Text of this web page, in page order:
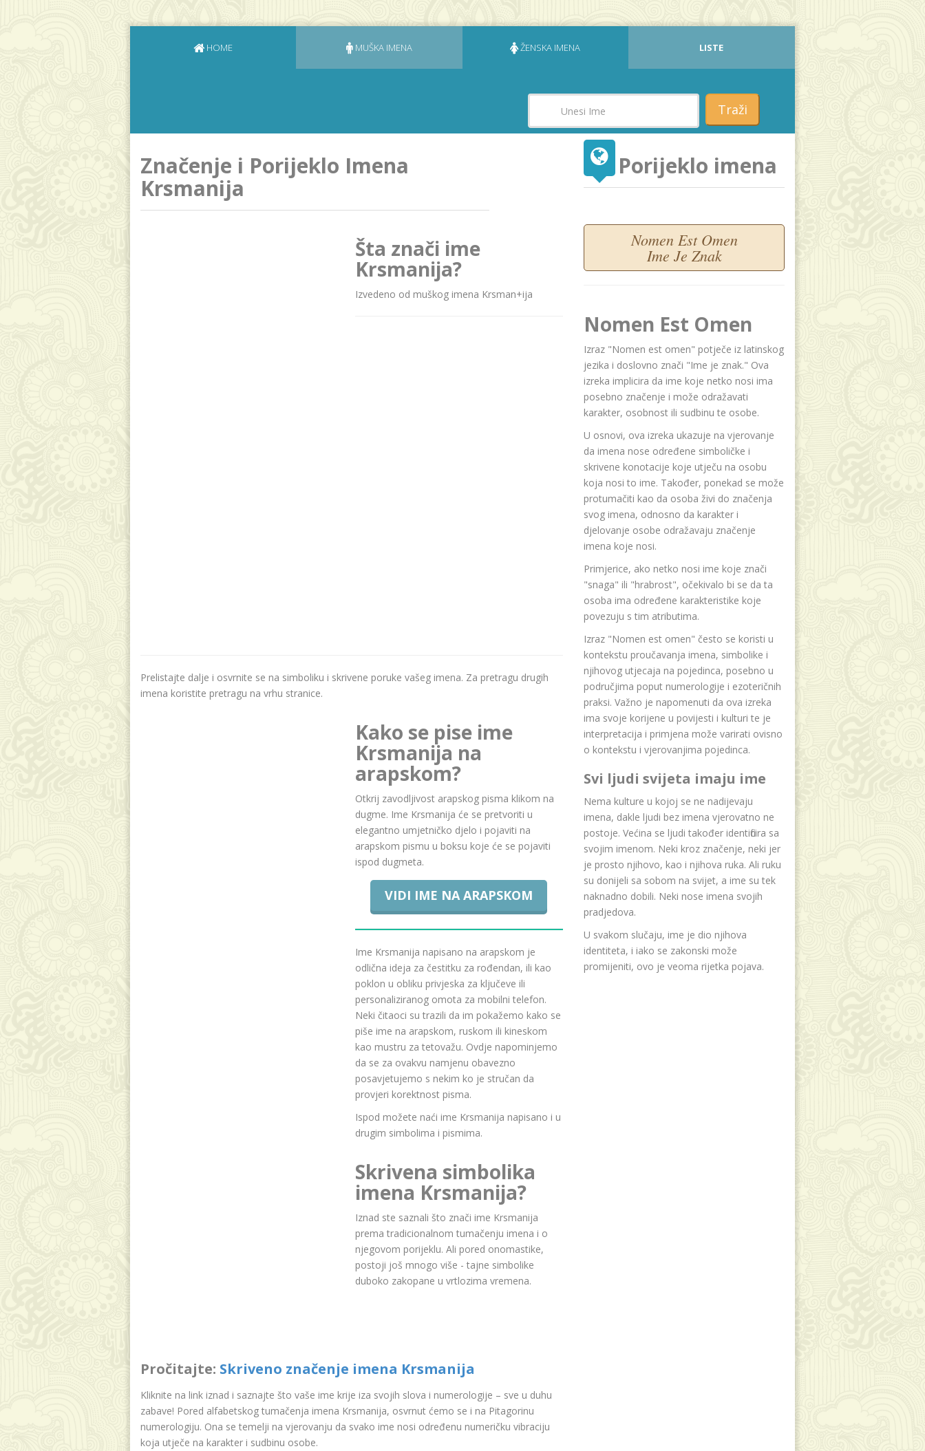
HOME MUŠKA IMENA ŽENSKA IMENA LISTE
Traži
Značenje i Porijeklo Imena
Krsmanija
Šta znači ime
Krsmanija?
Izvedeno od muškog imenа Krsmаn+ijа
Prelistajte dalje i osvrnite se na simboliku i skrivene poruke vašeg imena. Za pretragu drugih
imena koristite pretragu na vrhu stranice.
Kako se pise ime
Krsmanija na
arapskom?
Otkrij zavodljivost arapskog pisma klikom na
dugme. Ime Krsmanija će se pretvoriti u
elegantno umjetničko djelo i pojaviti na
arapskom pismu u boksu koje će se pojaviti
ispod dugmeta.
VIDI IME NA ARAPSKOM
Ime Krsmanija napisano na arapskom je
odlična ideja za čestitku za rođendan, ili kao
poklon u obliku privjeska za ključeve ili
personaliziranog omota za mobilni telefon.
Neki čitaoci su trazili da im pokažemo kako se
piše ime na arapskom, ruskom ili kineskom
kao mustru za tetovažu. Ovdje napominjemo
da se za ovakvu namjenu obavezno
posavjetujemo s nekim ko je stručan da
provjeri korektnost pisma.
Ispod možete naći ime Krsmanija napisano i u
drugim simbolima i pismima.
Skrivena simbolika
imena Krsmanija?
Iznad ste saznali što znači ime Krsmanija
prema tradicionalnom tumačenju imena i o
njegovom porijeklu. Ali pored onomastike,
postoji još mnogo više - tajne simbolike
duboko zakopane u vrtlozima vremena.
Pročitajte: Skriveno značenje imena Krsmanija
Kliknite na link iznad i saznajte što vaše ime krije iza svojih slova i numerologije – sve u duhu
zabave! Pored alfabetskog tumačenja imena Krsmanija, osvrnut ćemo se i na Pitagorinu
numerologiju. Ona se temelji na vjerovanju da svako ime nosi određenu numeričku vibraciju
koja utječe na karakter i sudbinu osobe.
Porijeklo imena
Nomen Est Omen
Ime Je Znak
Nomen Est Omen
Izraz "Nomen est omen" potječe iz latinskog
jezika i doslovno znači "Ime je znak." Ova
izreka implicira da ime koje netko nosi ima
posebno značenje i može odražavati
karakter, osobnost ili sudbinu te osobe.
U osnovi, ova izreka ukazuje na vjerovanje
da imena nose određene simboličke i
skrivene konotacije koje utječu na osobu
koja nosi to ime. Također, ponekad se može
protumačiti kao da osoba živi do značenja
svog imena, odnosno da karakter i
djelovanje osobe odražavaju značenje
imena koje nosi.
Primjerice, ako netko nosi ime koje znači
"snaga" ili "hrabrost", očekivalo bi se da ta
osoba ima određene karakteristike koje
povezuju s tim atributima.
Izraz "Nomen est omen" često se koristi u
kontekstu proučavanja imena, simbolike i
njihovog utjecaja na pojedinca, posebno u
područjima poput numerologije i ezoteričnih
praksi. Važno je napomenuti da ova izreka
ima svoje korijene u povijesti i kulturi te je
interpretacija i primjena može varirati ovisno
o kontekstu i vjerovanjima pojedinca.
Svi ljudi svijeta imaju ime
Nema kulture u kojoj se ne nadijevaju
imena, dakle ljudi bez imena vjerovatno ne
postoje. Većina se ljudi također identificira sa
svojim imenom. Neki kroz značenje, neki jer
je prosto njihovo, kao i njihova ruka. Ali ruku
su donijeli sa sobom na svijet, a ime su tek
naknadno dobili. Neki nose imena svojih
pradjedova.
U svakom slučaju, ime je dio njihova
identiteta, i iako se zakonski može
promijeniti, ovo je veoma rijetka pojava.